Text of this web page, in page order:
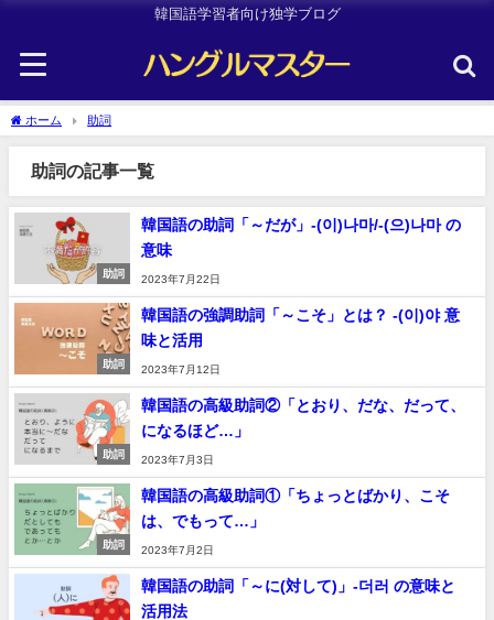
韓国語学習者向け独学ブログ
ホーム 助詞
助詞の記事一覧
助詞
韓国語の助詞「～だが」-(이)나마/-(으)나마 の
意味
2023年7月22日
助詞
韓国語の強調助詞「～こそ」とは？ -(이)야 意
味と活用
2023年7月12日
助詞
韓国語の高級助詞②「とおり、だな、だって、
になるほど…」
2023年7月3日
助詞
韓国語の高級助詞①「ちょっとばかり、こそ
は、でもって…」
2023年7月2日
韓国語の助詞「～に(対して)」-더러 の意味と
活用法